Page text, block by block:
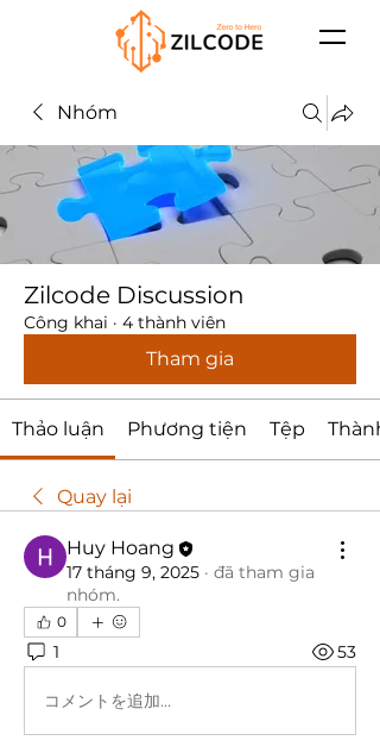
Nhóm
Zilcode Discussion
Công khai · 4 thành viên
Tham gia
Thảo luận Phương tiện Tệp
Quay lại
Huy Hoang
17 tháng 9, 2025 · đã tham gia
nhóm.
0
1 53
コメントを追加…